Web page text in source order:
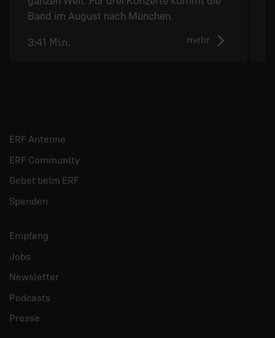
Band im August nach München.
mehr
3:41 Min.
ERF Antenne
ERF Community
Gebet beim ERF
Spenden
Empfang
Jobs
Newsletter
Podcasts
Presse